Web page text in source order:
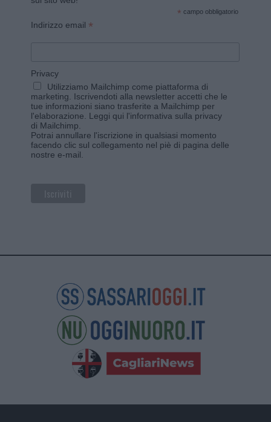
* campo obbligatorio
Indirizzo email *
Privacy
Utilizziamo Mailchimp come piattaforma di
marketing. Iscrivendoti alla newsletter accetti che le
tue informazioni siano trasferite a Mailchimp per
l'elaborazione. Leggi qui l'informativa sulla privacy
di Mailchimp
Potrai annullare l'iscrizione in qualsiasi momento
facendo clic sul collegamento nel piè di pagina delle
nostre e-mail.